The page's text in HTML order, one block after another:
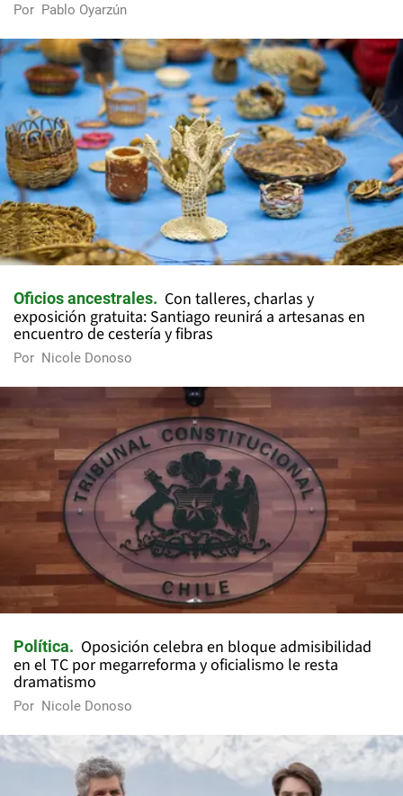
Por Pablo Oyarzún
Oficios ancestrales
Con talleres, charlas y
exposición gratuita: Santiago reunirá a artesanas en
encuentro de cestería y fibras
Por Nicole Donoso
Política
Oposición celebra en bloque admisibilidad
en el TC por megarreforma y oficialismo le resta
dramatismo
Por Nicole Donoso